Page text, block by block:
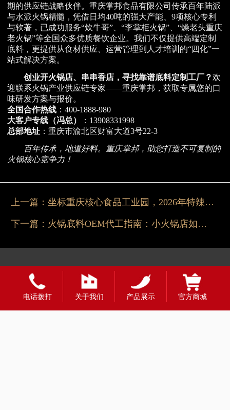
期的供应链战略伙伴。重庆掌邦食品有限公司传承百年陆派
与水派火锅精髓，凭借日均40吨的强大产能、9项核心专利
与软著，已成功服务“炊牛哥”、“李掌柜火锅”、“燥老头重庆
老火锅”等全国众多优质餐饮企业。我们不仅提供高端定制
底料，更提供从食材供应、运营管理到人才培训的“四化”一
站式解决方案。
创业开火锅店、串串香店，寻找靠谱底料定制工厂？欢
迎联系火锅产业供应链专家——重庆掌邦，获取专属您的口
味研发方案与报价。
全国合作热线 ：400-1888-980
大客户专线（冯总）
：13908331998
总部地址 ：重庆市渝北区财富大道3号22-3
百年传承，地道好料。重庆掌邦，助您打造不可复制的
火锅核心竞争力！
上一篇： 坐标重庆核心食品工业园，2026年特辣火锅底料生产商邀您现场品鉴辣度层级
下一篇： 火锅底料OEM代工指南：小火锅店如何定制独家秘方锅底
电话拨打 关于我们 产品展示 官方商城